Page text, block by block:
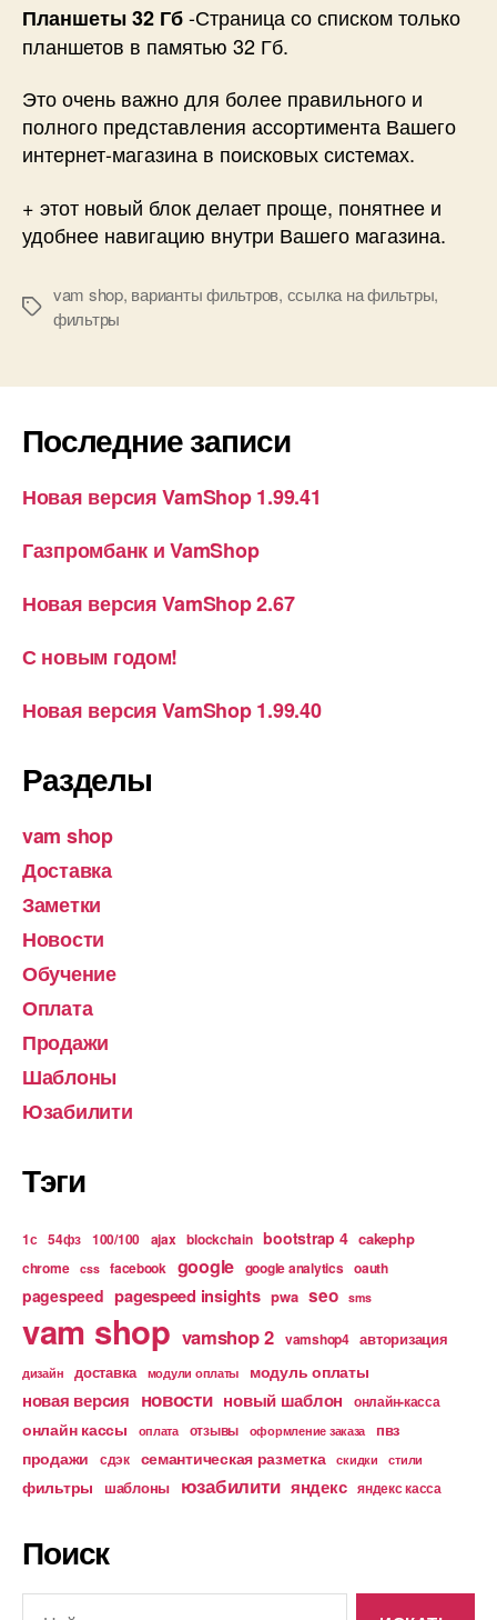
Планшеты 32 Гб-Страница со списком только
планшетов в памятью 32 Гб.
Это очень важно для более правильного и
полного представления ассортимента Вашего
интернет-магазина в поисковых системах.
+ этот новый блок делает проще, понятнее и
удобнее навигацию внутри Вашего магазина.
Метки
vam shop, варианты фильтров, ссылка на фильтры,
фильтры
Последние записи
Новая версия VamShop 1.99.41
Газпромбанк и VamShop
Новая версия VamShop 2.67
С новым годом!
Новая версия VamShop 1.99.40
Разделы
vam shop
Доставка
Заметки
Новости
Обучение
Оплата
Продажи
Шаблоны
Юзабилити
Тэги
1с 54фз 100/100 ajax blockchain bootstrap 4 cakephp
chrome css facebook google google analytics oauth
pagespeed pagespeed insights pwa seo sms
vam shop vamshop 2 vamshop4 авторизация
дизайн доставка модули оплаты модуль оплаты
новая версия новости новый шаблон онлайн-касса
онлайн кассы оплата отзывы оформление заказа пвз
продажи сдэк семантическая разметка скидки стили
фильтры шаблоны юзабилити яндекс яндекс касса
Поиск